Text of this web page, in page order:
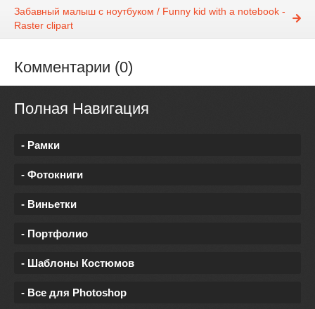
Забавный малыш с ноутбуком / Funny kid with a notebook -
Raster clipart
Комментарии (0)
Полная Навигация
- Рамки
- Фотокниги
- Виньетки
- Портфолио
- Шаблоны Костюмов
- Все для Photoshop